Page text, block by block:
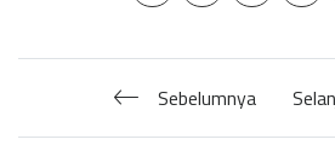
Sebelumnya